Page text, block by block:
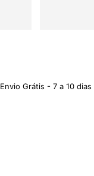
Envio Grátis - 7 a 10 dias